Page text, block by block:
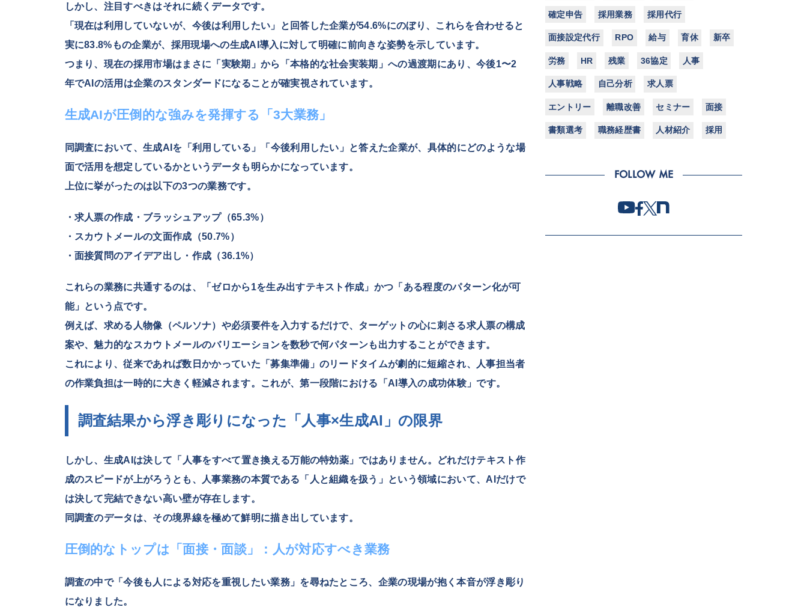
しかし、注目すべきはそれに続くデータです。
「現在は利用していないが、今後は利用したい」と回答した企業が54.6%にのぼり、これらを合わせると
実に83.8%もの企業が、採用現場への生成AI導入に対して明確に前向きな姿勢を示しています。
つまり、現在の採用市場はまさに「実験期」から「本格的な社会実装期」への過渡期にあり、今後1〜2
年でAIの活用は企業のスタンダードになることが確実視されています。
生成AIが圧倒的な強みを発揮する「3大業務」
同調査において、生成AIを「利用している」「今後利用したい」と答えた企業が、具体的にどのような場
面で活用を想定しているかというデータも明らかになっています。
上位に挙がったのは以下の3つの業務です。
・求人票の作成・ブラッシュアップ（65.3%）
・スカウトメールの文面作成（50.7%）
・面接質問のアイデア出し・作成（36.1%）
これらの業務に共通するのは、「ゼロから1を生み出すテキスト作成」かつ「ある程度のパターン化が可
能」という点です。
例えば、求める人物像（ペルソナ）や必須要件を入力するだけで、ターゲットの心に刺さる求人票の構成
案や、魅力的なスカウトメールのバリエーションを数秒で何パターンも出力することができます。
これにより、従来であれば数日かかっていた「募集準備」のリードタイムが劇的に短縮され、人事担当者
の作業負担は一時的に大きく軽減されます。これが、第一段階における「AI導入の成功体験」です。
調査結果から浮き彫りになった「人事×生成AI」の限界
しかし、生成AIは決して「人事をすべて置き換える万能の特効薬」ではありません。どれだけテキスト作
成のスピードが上がろうとも、人事業務の本質である「人と組織を扱う」という領域において、AIだけで
は決して完結できない高い壁が存在します。
同調査のデータは、その境界線を極めて鮮明に描き出しています。
圧倒的なトップは「面接・面談」：人が対応すべき業務
調査の中で「今後も人による対応を重視したい業務」を尋ねたところ、企業の現場が抱く本音が浮き彫り
になりました。
確定申告 採用業務 採用代行
面接設定代行 RPO 給与 育休 新卒
労務 HR 残業 36協定 人事
人事戦略 自己分析 求人票
エントリー 離職改善 セミナー 面接
書類選考 職務経歴書 人材紹介 採用
FOLLOW ME